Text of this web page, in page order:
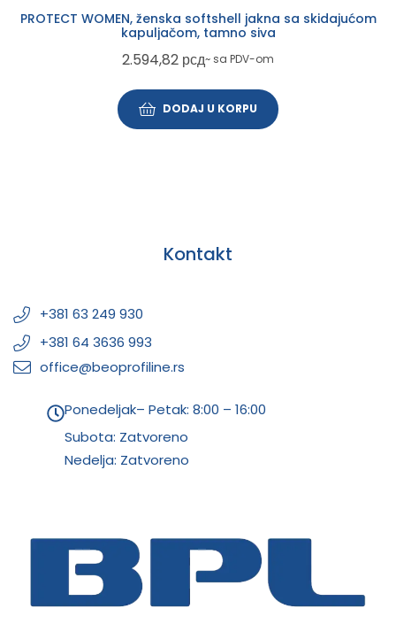
PROTECT WOMEN, ženska softshell jakna sa skidajućom
kapuljačom, tamno siva
2.594,82 рсд~ sa PDV-om
DODAJ U KORPU
Kontakt
+381 63 249 930
+381 64 3636 993
office@beoprofiline.rs
Ponedeljak– Petak: 8:00 – 16:00
Subota: Zatvoreno
Nedelja: Zatvoreno